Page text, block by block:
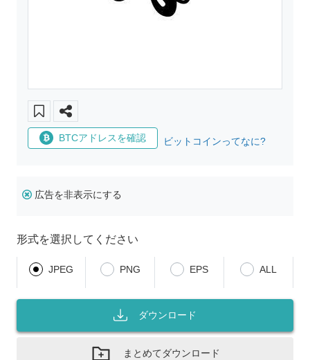
BTCアドレスを確認 ビットコインってなに?
広告を非表示にする
形式を選択してください
JPEG PNG EPS ALL
ダウンロード
まとめてダウンロード